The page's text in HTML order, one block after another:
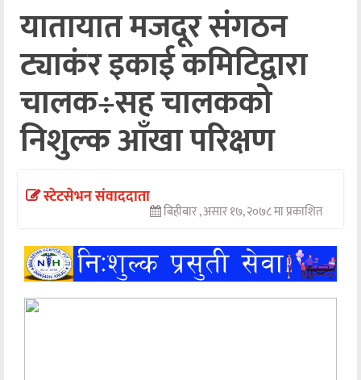
अन्तराष्ट्रिय
अन्तर्वार्ता
अर्थ
खेलकुद
मनोरञ्जन
यातायात मजदूर संगठन
ट्याकंर इकाई कमिटिद्वारा
चालक÷सह चालकको
निशुल्क आँखा परिक्षण
स्टेटसेभन संवाददाता
बिहीबार , असार १७, २०७८ मा प्रकाशित